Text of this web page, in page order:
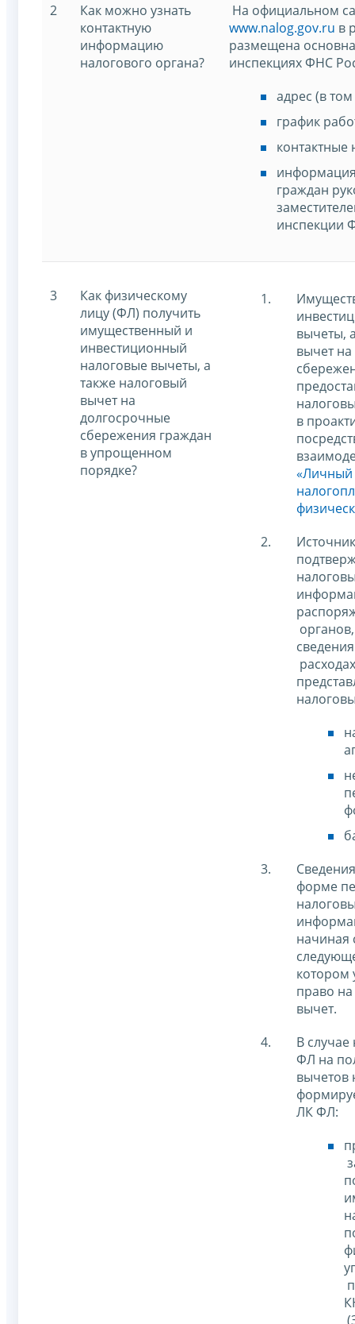
2
Как можно узнать
контактную
информацию
налогового органа?
На официальном
www.nalog.gov.ru в
размещена
инспекциях ФНС
адрес (в
график
граждан
инспекции
3
Как физическому
лицу (ФЛ) получить
имущественный и
инвестиционный
налоговые вычеты, а
также налоговый
вычет на
долгосрочные
сбережения граждан
в упрощенном
порядке?
вычеты,
вычет
в
«Личный
форме
начиная
котором
право
вычет.
В
ФЛ на
вычетов
ЛК ФЛ: